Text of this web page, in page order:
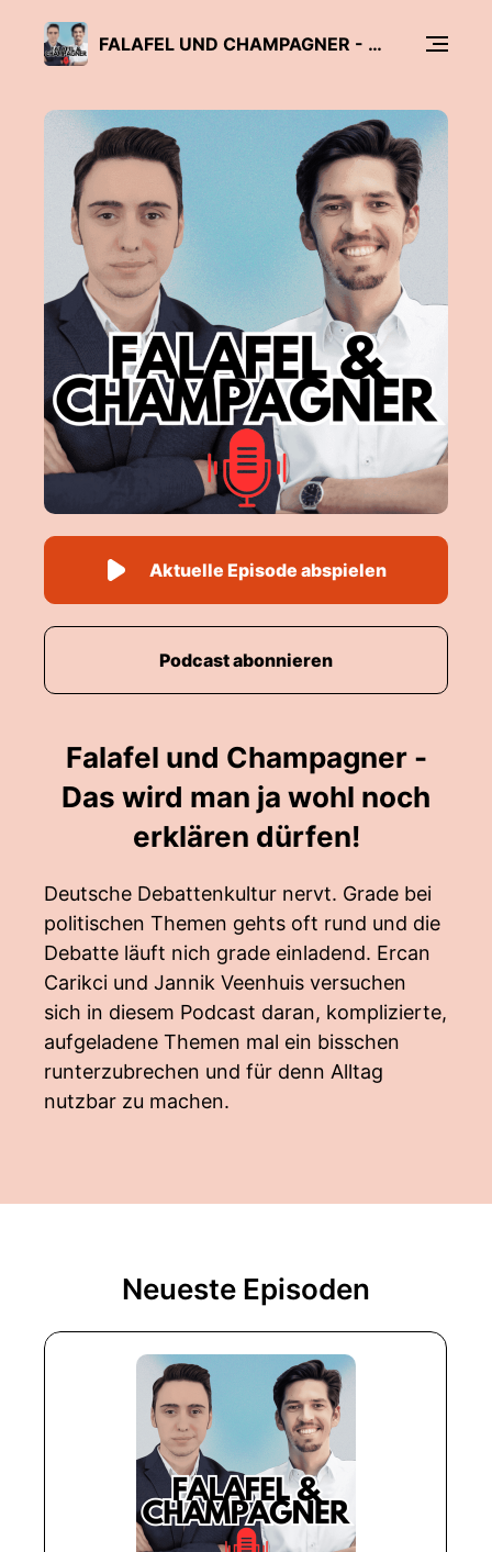
FALAFEL UND CHAMPAGNER - DAS WIRD MAN JA WOHL NOCH ERKLÄREN DÜRFEN!
Falafel und Champagner -
Das wird man ja wohl noch
erklären dürfen!
Deutsche Debattenkultur nervt. Grade bei
politischen Themen gehts oft rund und die
Debatte läuft nich grade einladend. Ercan
Carikci und Jannik Veenhuis versuchen
sich in diesem Podcast daran, komplizierte,
aufgeladene Themen mal ein bisschen
runterzubrechen und für denn Alltag
nutzbar zu machen.
Aktuelle Episode abspielen
Podcast abonnieren
Neueste Episoden